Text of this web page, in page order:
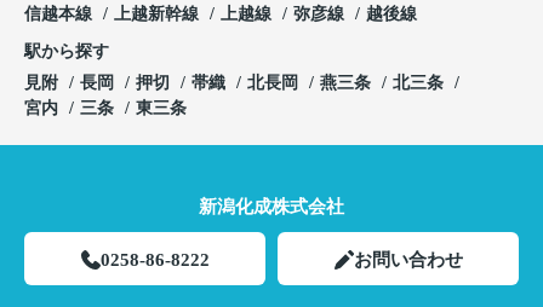
信越本線
上越新幹線 上越線 弥彦線 越後線
駅から探す
見附
長岡 押切 帯織 北長岡 燕三条
北三条
宮内
三条 東三条
新潟化成株式会社
0258-86-8222 お問い合わせ